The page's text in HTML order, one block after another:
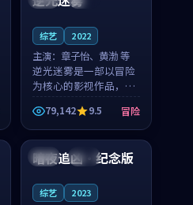
综艺 2022
主演： 章子怡、黄渤 等
逆光迷雾是一部以冒险
为核心的影视作品，围
绕危机、反转与人物成
长展开，整体节奏紧
凑，值得推荐观看。
79,142 9.5 冒险
法国 高分
暗夜追凶·纪念版
综艺 2023